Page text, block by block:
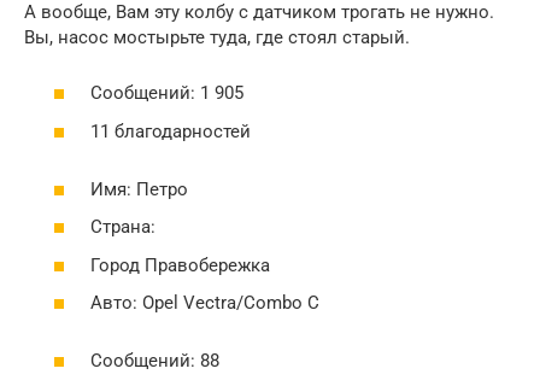
А вообще, Вам эту колбу с датчиком трогать не нужно.
Вы, насос мостырьте туда, где стоял старый.
Сообщений: 1 905
11 благодарностей
Имя: Петро
Страна:
Город Правобережка
Авто: Opel Vectra/Combo C
Сообщений: 88